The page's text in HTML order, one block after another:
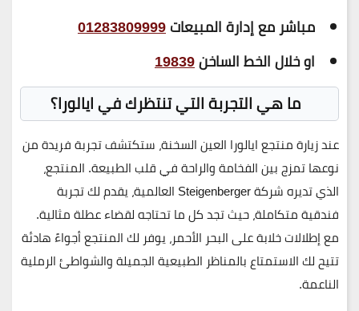
مباشر مع إدارة المبيعات01283809999
او خلال الخط الساخن19839
ما هي التجربة التي تنتظرك في ايالورا؟
عند زيارة منتجع ايالورا العين السخنة، ستكتشف تجربة فريدة من
نوعها تمزج بين الفخامة والراحة في قلب الطبيعة. المنتجع،
الذي تديره شركة Steigenberger العالمية، يقدم لك تجربة
فندقية متكاملة، حيث تجد كل ما تحتاجه لقضاء عطلة مثالية.
مع إطلالات خلابة على البحر الأحمر، يوفر لك المنتجع أجواءً هادئة
تتيح لك الاستمتاع بالمناظر الطبيعية الجميلة والشواطئ الرملية
الناعمة.